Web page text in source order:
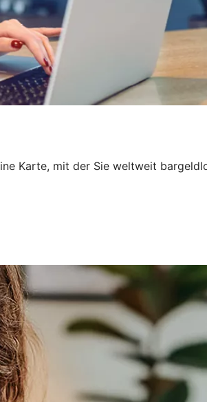
Karte, mit der Sie weltweit